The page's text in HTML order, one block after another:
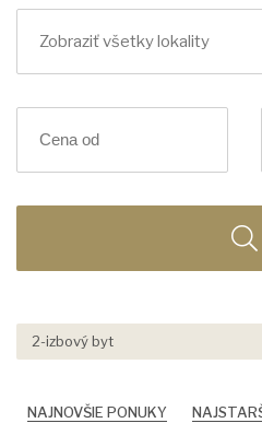
2-izbový byt
NAJNOVŠIE PONUKY